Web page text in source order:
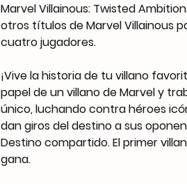
Marvel Villainous: Twisted
otros títulos de Marvel Villainous
cuatro jugadores.
¡Vive la historia de tu villano
papel de un villano de Marvel y
único, luchando contra héroes
dan giros del destino a sus
Destino compartido. El primer
gana.